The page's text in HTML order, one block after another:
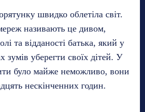
швидко облетіла світ.
називають це дивом,
та відданості батька, який у
зумів уберегти своїх дітей. У
було майже неможливо, вони
нескінченних годин.